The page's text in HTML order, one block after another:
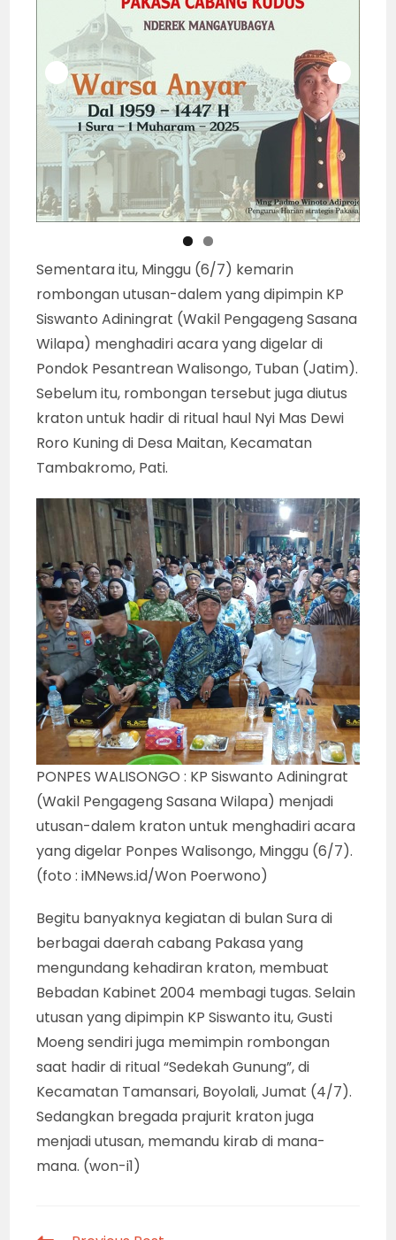
Sementara itu, Minggu (6/7) kemarin
rombongan utusan-dalem yang dipimpin KP
Siswanto Adiningrat (Wakil Pengageng Sasana
Wilapa) menghadiri acara yang digelar di
Pondok Pesantrean Walisongo, Tuban (Jatim).
Sebelum itu, rombongan tersebut juga diutus
kraton untuk hadir di ritual haul Nyi Mas Dewi
Roro Kuning di Desa Maitan, Kecamatan
Tambakromo, Pati.
PONPES WALISONGO : KP Siswanto Adiningrat
(Wakil Pengageng Sasana Wilapa) menjadi
utusan-dalem kraton untuk menghadiri acara
yang digelar Ponpes Walisongo, Minggu (6/7).
(foto : iMNews.id/Won Poerwono)
Begitu banyaknya kegiatan di bulan Sura di
berbagai daerah cabang Pakasa yang
mengundang kehadiran kraton, membuat
Bebadan Kabinet 2004 membagi tugas. Selain
utusan yang dipimpin KP Siswanto itu, Gusti
Moeng sendiri juga memimpin rombongan
saat hadir di ritual “Sedekah Gunung”, di
Kecamatan Tamansari, Boyolali, Jumat (4/7).
Sedangkan bregada prajurit kraton juga
menjadi utusan, memandu kirab di mana-
mana. (won-i1)